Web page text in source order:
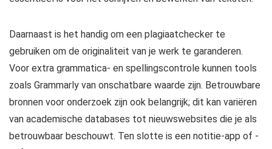
Daarnaast is het handig om een plagiaatchecker te
gebruiken om de originaliteit van je werk te garanderen.
Voor extra grammatica- en spellingscontrole kunnen tools
zoals Grammarly van onschatbare waarde zijn. Betrouwbare
bronnen voor onderzoek zijn ook belangrijk; dit kan variëren
van academische databases tot nieuwswebsites die je als
betrouwbaar beschouwt. Ten slotte is een notitie-app of -